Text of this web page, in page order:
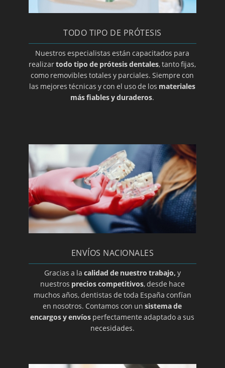
Método Gerber para elección de prótesis
Mucocele
Opte por prótesis removibles
Ortodoncia de contención
Ortodoncia para adolescentes
Periodoncia
Periodontitis
Prótesis dental en A coruña
Prótesis dental en Albacete
Prótesis dental en Almería
Prótesis dental en Guadalajara
Prótesis dental en Salamanca
Prótesis dental en Zamora
Prótesis dental en Álava
Prótesis dental en Alicante
TODO TIPO DE PRÓTESIS
Nuestros especialistas están capacitados para
realizartodo tipo de prótesis dentales, tanto fijas,
como removibles totales y parciales. Siempre con
las mejores técnicas y con el uso de los materiales
más fiables y duraderos.
ENVÍOS NACIONALES
Gracias a la calidad de nuestro trabajo, y
nuestros precios competitivos, desde hace
muchos años, dentistas de toda España confían
en nosotros. Contamos con unsistema de
encargos y envíos perfectamente adaptado a sus
necesidades.